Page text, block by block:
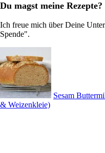
Du magst meine Rezepte?
Ich freue mich über Deine
Spende".
Sesam
& Weizenkleie)